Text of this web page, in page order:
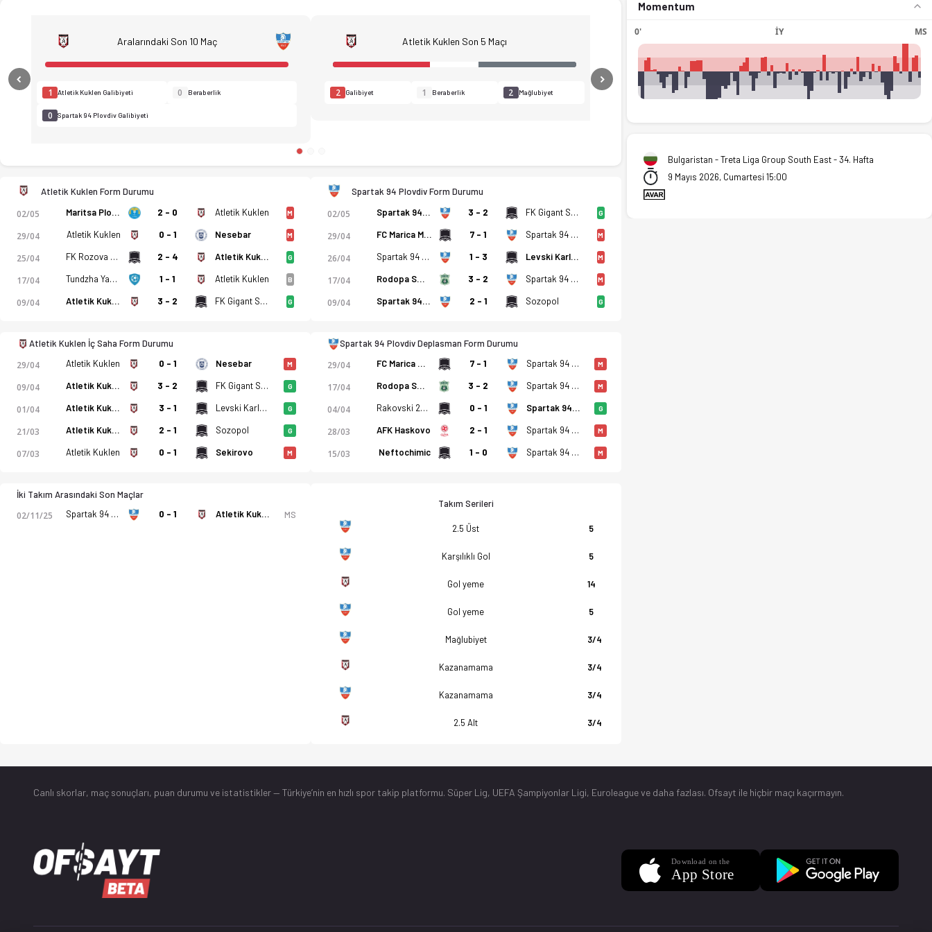
Atletik Kuklen - Spartak 94 Plovdiv 2-4 bitti. Gol anları, kadro, istatistikler, puan durumu ve iddaa oranları Ofsayt'ta. (09.05.2026)
Aralarındaki Son 10 Maç
1 Atletik Kuklen Galibiyeti 0 Beraberlik
0 Spartak 94 Plovdiv Galibiyeti
Atletik Kuklen Son 5 Maçı
2 Galibiyet 1 Beraberlik 2 Mağlubiyet
Previous Next
Atletik Kuklen Form Durumu
02/05 Maritsa Plovdiv 2 - 0 Atletik Kuklen M
29/04 Atletik Kuklen 0 - 1 Nesebar M
25/04 FK Rozova Dolina Kazanlak 2 - 4 Atletik Kuklen G
17/04 Tundzha Yambol 1 - 1 Atletik Kuklen B
09/04 Atletik Kuklen 3 - 2 FK Gigant Saedinenie G
Spartak 94 Plovdiv Form Durumu
02/05 Spartak 94 Plovdiv 3 - 2 FK Gigant Saedinenie G
29/04 FC Marica Milevo 7 - 1 Spartak 94 Plovdiv M
26/04 Spartak 94 Plovdiv 1 - 3 Levski Karlovo M
17/04 Rodopa Smolyan 3 - 2 Spartak 94 Plovdiv M
09/04 Spartak 94 Plovdiv 2 - 1 Sozopol G
Atletik Kuklen İç Saha Form Durumu
29/04 Atletik Kuklen 0 - 1 Nesebar M
09/04 Atletik Kuklen 3 - 2 FK Gigant Saedinenie G
01/04 Atletik Kuklen 3 - 1 Levski Karlovo G
21/03 Atletik Kuklen 2 - 1 Sozopol G
07/03 Atletik Kuklen 0 - 1 Sekirovo M
Spartak 94 Plovdiv Deplasman Form Durumu
29/04 FC Marica Milevo 7 - 1 Spartak 94 Plovdiv M
17/04 Rodopa Smolyan 3 - 2 Spartak 94 Plovdiv M
04/04 Rakovski 2011 0 - 1 Spartak 94 Plovdiv G
28/03 AFK Haskovo 2 - 1 Spartak 94 Plovdiv M
15/03 Neftochimic 1 - 0 Spartak 94 Plovdiv M
İki Takım Arasındaki Son Maçlar
02/11/25 Spartak 94 Plovdiv 0 - 1 Atletik Kuklen MS
Takım Serileri
2.5 Üst 5
Karşılıklı Gol 5
Gol yeme 14
Gol yeme 5
Mağlubiyet 3/4
Kazanamama 3/4
Kazanamama 3/4
2.5 Alt 3/4
Momentum
0' İY MS
Bulgaristan - Treta Liga Group South East - 34. Hafta
9 Mayıs 2026, Cumartesi 15:00
Canlı skorlar, maç sonuçları, puan durumu ve istatistikler — Türkiye’nin en hızlı spor takip platformu. Süper Lig, UEFA Şampiyonlar Ligi, Euroleague ve daha fazlası. Ofsayt ile hiçbir maçı kaçırmayın.